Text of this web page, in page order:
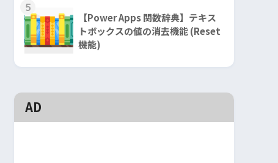
5
【Power Apps 関数辞典】テキス
トボックスの値の消去機能 (Reset
機能)
AD